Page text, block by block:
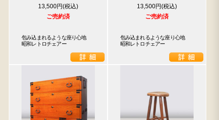
13,500円
ご売約済
包み込まれるような座り心地
昭和レトロチェアー
13,500円
ご売約済
包み込まれるような座り心地
昭和レトロチェアー